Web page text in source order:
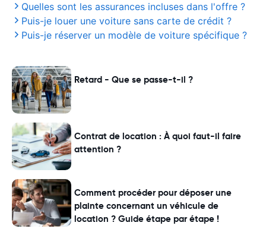
Quelles sont les assurances incluses dans l'offre ?
Puis-je louer une voiture sans carte de crédit ?
Puis-je réserver un modèle de voiture spécifique ?
Retard - Que se passe-t-il ?
Contrat de location : À quoi faut-il faire
attention ?
Comment procéder pour déposer une
plainte concernant un véhicule de
location ? Guide étape par étape !